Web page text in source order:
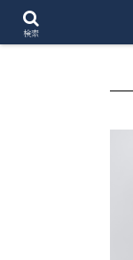
検索